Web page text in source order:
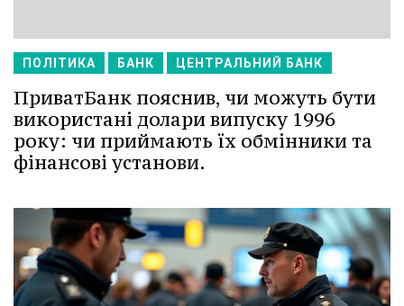
ПОЛІТИКА БАНК ЦЕНТРАЛЬНИЙ БАНК
ПриватБанк пояснив, чи можуть бути
використані долари випуску 1996
року: чи приймають їх обмінники та
фінансові установи.